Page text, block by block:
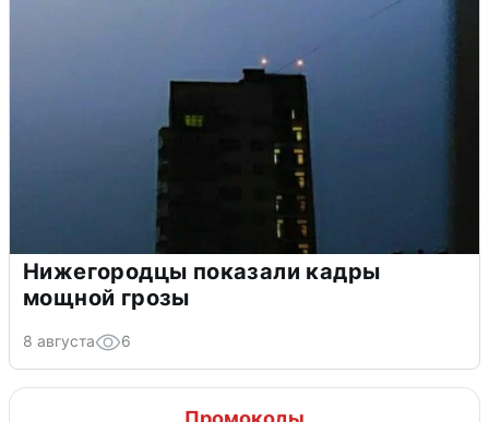
Нижегородцы показали кадры
мощной грозы
8 августа 6